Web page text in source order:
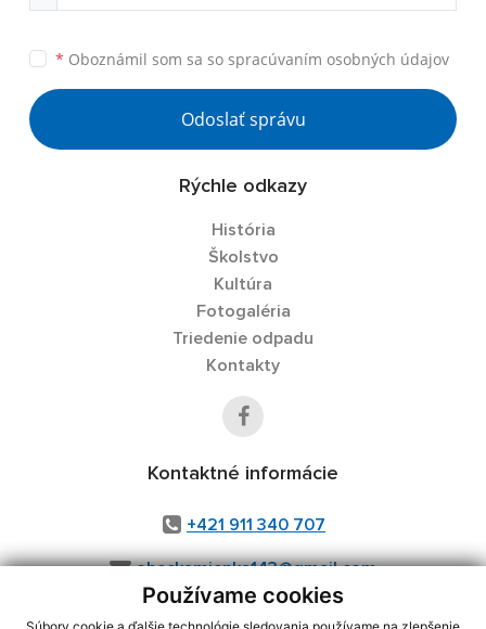
Používame cookies
* Oboznámil som sa so spracúvaním osobných údajov
Odoslať správu
Rýchle odkazy
História
Školstvo
Kultúra
Fotogaléria
Triedenie odpadu
Kontakty
Kontaktné informácie
+421 911 340 707
obeckamienka143@gmail.com